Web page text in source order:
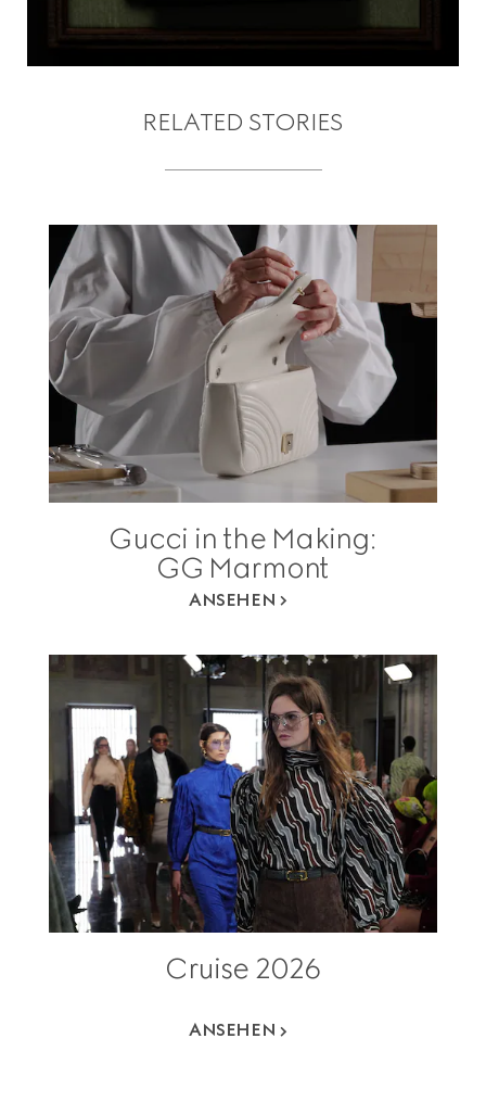
RELATED STORIES
Gucci in the Making:
GG Marmont
ANSEHEN
Cruise 2026
ANSEHEN